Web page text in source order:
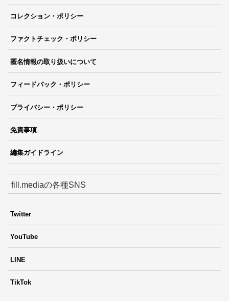
コレクション・ポリシー
ファクトチェック・ポリシー
匿名情報の取り扱いについて
フィードバック・ポリシー
プライバシー・ポリシー
免責事項
編集ガイドライン
fill.mediaの各種SNS
Twitter
YouTube
LINE
TikTok